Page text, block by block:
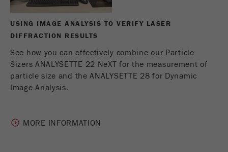
USING IMAGE ANALYSIS TO VERIFY LASER
DIFFRACTION RESULTS
See how you can effectively combine our Particle
Sizers ANALYSETTE 22 NeXT for the measurement of
particle size and the ANALYSETTE 28 for Dynamic
Image Analysis.
MORE INFORMATION